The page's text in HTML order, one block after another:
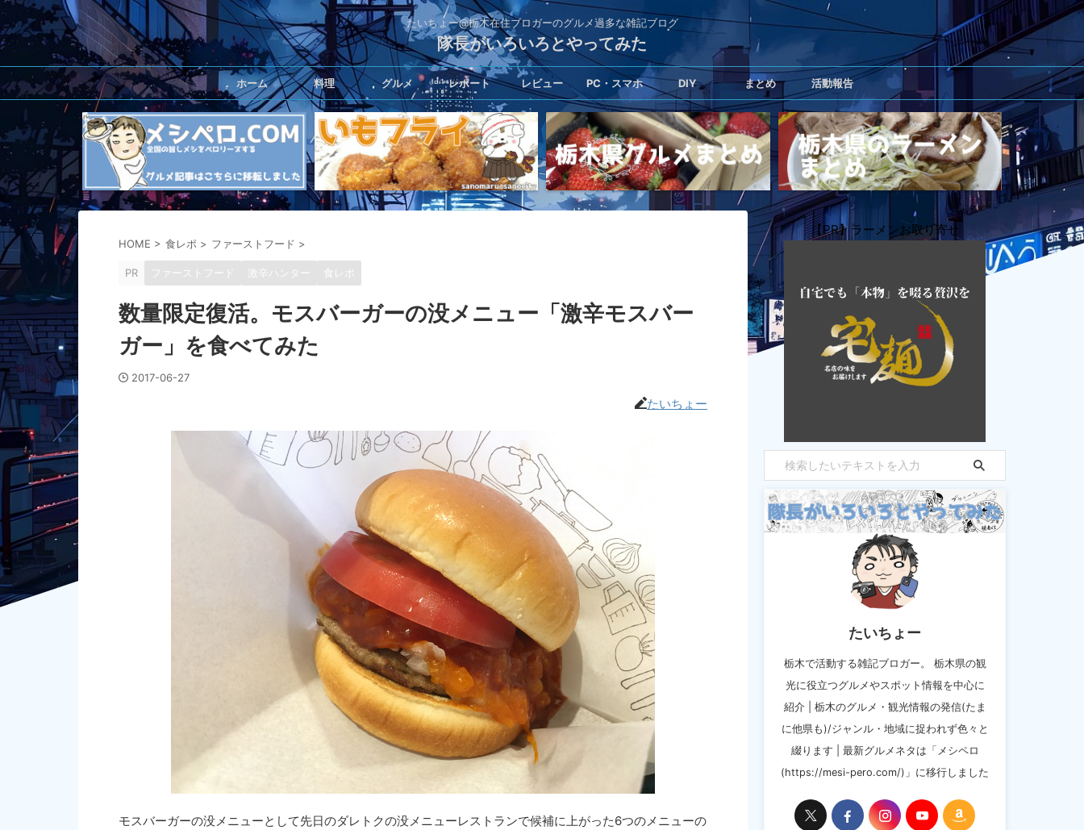
たいちょー@栃木在住ブロガーのグルメ過多な雑記ブログ
隊長がいろいろとやってみた
ホーム 料理 グルメ レポート レビュー PC・スマホ DIY まとめ 活動報告
HOME > 食レポ > ファーストフード >
PR ファーストフード 激辛ハンター 食レポ
数量限定復活。モスバーガーの没メニュー「激辛モスバー
ガー」を食べてみた
2017-06-27
たいちょー
モスバーガーの没メニューとして先日のダレトクの没メニューレストランで候補に上がった6つのメニューの
【PR】ラーメンお取り寄せ
たいちょー
栃木で活動する雑記ブロガー。 栃木県の観
光に役立つグルメやスポット情報を中心に
紹介 | 栃木のグルメ・観光情報の発信(たま
に他県も)/ジャンル・地域に捉われず色々と
綴ります | 最新グルメネタは「メシペロ
(https://mesi-pero.com/)」に移行しました